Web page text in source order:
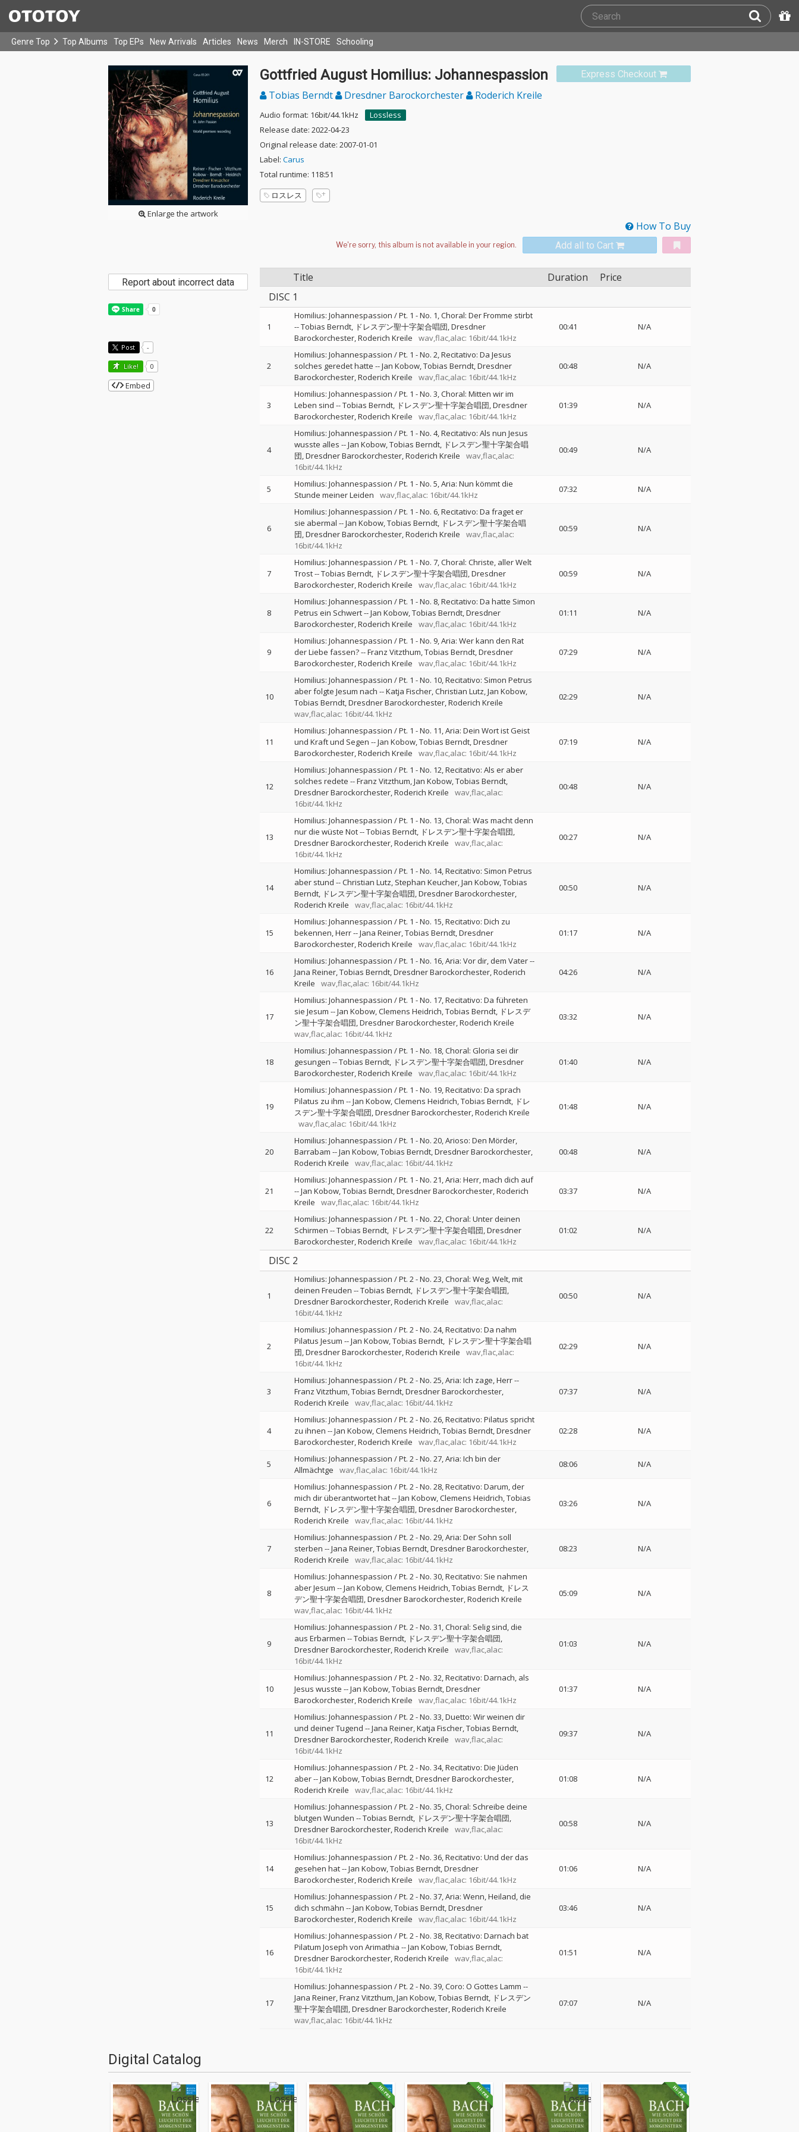
Genre Top Top Albums Top EPs New Arrivals Articles News Merch IN-STORE Schooling
Enlarge the artwork
Express Checkout
Gottfried August Homilius: Johannespassion
Tobias Berndt Dresdner Barockorchester Roderich Kreile
Audio format: 16bit/44.1kHz
Lossless
Release date: 2022-04-23
Original release date: 2007-01-01
Label: Carus
Total runtime: 118:51
ロスレス
How To Buy
Add all to Cart
Title Duration
Price
DISC 1
1
Homilius: Johannespassion / Pt. 1 - No. 1, Choral: Der Fromme stirbt
--Tobias Berndt ドレスデン聖十字架合唱団 Dresdner
Barockorchester Roderich Kreile wav,flac,alac: 16bit/44.1kHz
00:41 N/A
2
Homilius: Johannespassion / Pt. 1 - No. 2, Recitativo: Da Jesus
solches geredet hatte --Jan Kobow Tobias Berndt Dresdner
Barockorchester Roderich Kreile wav,flac,alac: 16bit/44.1kHz
00:48 N/A
3
Homilius: Johannespassion / Pt. 1 - No. 3, Choral: Mitten wir im
Leben sind --Tobias Berndt ドレスデン聖十字架合唱団 Dresdner
Barockorchester Roderich Kreile wav,flac,alac: 16bit/44.1kHz
01:39 N/A
4
Homilius: Johannespassion / Pt. 1 - No. 4, Recitativo: Als nun Jesus
wusste alles --Jan Kobow Tobias Berndt ドレスデン聖十字架合唱
団 Dresdner Barockorchester Roderich Kreile
wav,flac,alac:
16bit/44.1kHz
00:49 N/A
5
Homilius: Johannespassion / Pt. 1 - No. 5, Aria: Nun kömmt die
Stunde meiner Leiden
wav,flac,alac: 16bit/44.1kHz
07:32 N/A
6
Homilius: Johannespassion / Pt. 1 - No. 6, Recitativo: Da fraget er
sie abermal --Jan Kobow Tobias Berndt ドレスデン聖十字架合唱
団 Dresdner Barockorchester Roderich Kreile
wav,flac,alac:
16bit/44.1kHz
00:59 N/A
7
Homilius: Johannespassion / Pt. 1 - No. 7, Choral: Christe, aller Welt
Trost--Tobias Berndt ドレスデン聖十字架合唱団 Dresdner
Barockorchester Roderich Kreile wav,flac,alac: 16bit/44.1kHz
00:59 N/A
8
Homilius: Johannespassion / Pt. 1 - No. 8, Recitativo: Da hatte Simon
Petrus ein Schwert--Jan Kobow Tobias Berndt Dresdner
Barockorchester Roderich Kreile wav,flac,alac: 16bit/44.1kHz
01:11 N/A
9
Homilius: Johannespassion / Pt. 1 - No. 9, Aria: Wer kann den Rat
der Liebe fassen?--Franz Vitzthum Tobias Berndt Dresdner
Barockorchester Roderich Kreile wav,flac,alac: 16bit/44.1kHz
07:29 N/A
10
Homilius: Johannespassion / Pt. 1 - No. 10, Recitativo: Simon Petrus
aber folgte Jesum nach --Katja Fischer Christian Lutz Jan Kobow
Tobias Berndt Dresdner Barockorchester Roderich Kreile
wav,flac,alac: 16bit/44.1kHz
02:29 N/A
11
Homilius: Johannespassion / Pt. 1 - No. 11, Aria: Dein Wort ist Geist
und Kraft und Segen --Jan Kobow Tobias Berndt Dresdner
Barockorchester Roderich Kreile wav,flac,alac: 16bit/44.1kHz
07:19 N/A
12
Homilius: Johannespassion / Pt. 1 - No. 12, Recitativo: Als er aber
solches redete --Franz Vitzthum Jan Kobow Tobias Berndt
Dresdner Barockorchester Roderich Kreile
wav,flac,alac:
16bit/44.1kHz
00:48 N/A
13
Homilius: Johannespassion / Pt. 1 - No. 13, Choral: Was macht denn
nur die wüste Not--Tobias Berndt ドレスデン聖十字架合唱団
Dresdner Barockorchester Roderich Kreile
wav,flac,alac:
16bit/44.1kHz
00:27 N/A
14
Homilius: Johannespassion / Pt. 1 - No. 14, Recitativo: Simon Petrus
aber stund --Christian Lutz Stephan Keucher Jan Kobow Tobias
Berndt ドレスデン聖十字架合唱団 Dresdner Barockorchester
Roderich Kreile
wav,flac,alac: 16bit/44.1kHz
00:50 N/A
15
Homilius: Johannespassion / Pt. 1 - No. 15, Recitativo: Dich zu
bekennen, Herr--Jana Reiner Tobias Berndt Dresdner
Barockorchester Roderich Kreile wav,flac,alac: 16bit/44.1kHz
01:17 N/A
16
Homilius: Johannespassion / Pt. 1 - No. 16, Aria: Vor dir, dem Vater--
Jana Reiner Tobias Berndt Dresdner Barockorchester Roderich
Kreile
wav,flac,alac: 16bit/44.1kHz
04:26 N/A
17
Homilius: Johannespassion / Pt. 1 - No. 17, Recitativo: Da führeten
sie Jesum --Jan Kobow Clemens Heidrich Tobias Berndt ドレスデ
ン聖十字架合唱団 Dresdner Barockorchester Roderich Kreile
wav,flac,alac: 16bit/44.1kHz
03:32 N/A
18
Homilius: Johannespassion / Pt. 1 - No. 18, Choral: Gloria sei dir
gesungen --Tobias Berndt ドレスデン聖十字架合唱団 Dresdner
Barockorchester Roderich Kreile wav,flac,alac: 16bit/44.1kHz
01:40 N/A
19
Homilius: Johannespassion / Pt. 1 - No. 19, Recitativo: Da sprach
Pilatus zu ihm --Jan Kobow Clemens Heidrich Tobias Berndt ドレ
スデン聖十字架合唱団 Dresdner Barockorchester Roderich Kreile
wav,flac,alac: 16bit/44.1kHz
01:48 N/A
20
Homilius: Johannespassion / Pt. 1 - No. 20, Arioso: Den Mörder,
Barrabam --Jan Kobow Tobias Berndt Dresdner Barockorchester
Roderich Kreile
wav,flac,alac: 16bit/44.1kHz
00:48 N/A
21
Homilius: Johannespassion / Pt. 1 - No. 21, Aria: Herr, mach dich auf
--Jan Kobow Tobias Berndt Dresdner Barockorchester Roderich
Kreile
wav,flac,alac: 16bit/44.1kHz
03:37 N/A
22
Homilius: Johannespassion / Pt. 1 - No. 22, Choral: Unter deinen
Schirmen --Tobias Berndt ドレスデン聖十字架合唱団 Dresdner
Barockorchester Roderich Kreile wav,flac,alac: 16bit/44.1kHz
01:02 N/A
DISC 2
1
Homilius: Johannespassion / Pt. 2 - No. 23, Choral: Weg, Welt, mit
deinen Freuden --Tobias Berndt ドレスデン聖十字架合唱団
Dresdner Barockorchester Roderich Kreile
wav,flac,alac:
16bit/44.1kHz
00:50 N/A
2
Homilius: Johannespassion / Pt. 2 - No. 24, Recitativo: Da nahm
Pilatus Jesum --Jan Kobow Tobias Berndt ドレスデン聖十字架合唱
団 Dresdner Barockorchester Roderich Kreile
wav,flac,alac:
16bit/44.1kHz
02:29 N/A
3
Homilius: Johannespassion / Pt. 2 - No. 25, Aria: Ich zage, Herr--
Franz Vitzthum Tobias Berndt Dresdner Barockorchester
Roderich Kreile
wav,flac,alac: 16bit/44.1kHz
07:37 N/A
4
Homilius: Johannespassion / Pt. 2 - No. 26, Recitativo: Pilatus spricht
zu ihnen --Jan Kobow Clemens Heidrich Tobias Berndt Dresdner
Barockorchester Roderich Kreile wav,flac,alac: 16bit/44.1kHz
02:28 N/A
5
Homilius: Johannespassion / Pt. 2 - No. 27, Aria: Ich bin der
Allmächtge
wav,flac,alac: 16bit/44.1kHz
08:06 N/A
6
Homilius: Johannespassion / Pt. 2 - No. 28, Recitativo: Darum, der
mich dir überantwortet hat--Jan Kobow Clemens Heidrich Tobias
Berndt ドレスデン聖十字架合唱団 Dresdner Barockorchester
Roderich Kreile
wav,flac,alac: 16bit/44.1kHz
03:26 N/A
7
Homilius: Johannespassion / Pt. 2 - No. 29, Aria: Der Sohn soll
sterben --Jana Reiner Tobias Berndt Dresdner Barockorchester
Roderich Kreile
wav,flac,alac: 16bit/44.1kHz
08:23 N/A
8
Homilius: Johannespassion / Pt. 2 - No. 30, Recitativo: Sie nahmen
aber Jesum --Jan Kobow Clemens Heidrich Tobias Berndt ドレス
デン聖十字架合唱団 Dresdner Barockorchester Roderich Kreile
wav,flac,alac: 16bit/44.1kHz
05:09 N/A
9
Homilius: Johannespassion / Pt. 2 - No. 31, Choral: Selig sind, die
aus Erbarmen --Tobias Berndt ドレスデン聖十字架合唱団
Dresdner Barockorchester Roderich Kreile
wav,flac,alac:
16bit/44.1kHz
01:03 N/A
10
Homilius: Johannespassion / Pt. 2 - No. 32, Recitativo: Darnach, als
Jesus wusste --Jan Kobow Tobias Berndt Dresdner
Barockorchester Roderich Kreile wav,flac,alac: 16bit/44.1kHz
01:37 N/A
11
Homilius: Johannespassion / Pt. 2 - No. 33, Duetto: Wir weinen dir
und deiner Tugend --Jana Reiner Katja Fischer Tobias Berndt
Dresdner Barockorchester Roderich Kreile
wav,flac,alac:
16bit/44.1kHz
09:37 N/A
12
Homilius: Johannespassion / Pt. 2 - No. 34, Recitativo: Die Jüden
aber--Jan Kobow Tobias Berndt Dresdner Barockorchester
Roderich Kreile
wav,flac,alac: 16bit/44.1kHz
01:08 N/A
13
Homilius: Johannespassion / Pt. 2 - No. 35, Choral: Schreibe deine
blutgen Wunden --Tobias Berndt ドレスデン聖十字架合唱団
Dresdner Barockorchester Roderich Kreile
wav,flac,alac:
16bit/44.1kHz
00:58 N/A
14
Homilius: Johannespassion / Pt. 2 - No. 36, Recitativo: Und der das
gesehen hat--Jan Kobow Tobias Berndt Dresdner
Barockorchester Roderich Kreile wav,flac,alac: 16bit/44.1kHz
01:06 N/A
15
Homilius: Johannespassion / Pt. 2 - No. 37, Aria: Wenn, Heiland, die
dich schmähn --Jan Kobow Tobias Berndt Dresdner
Barockorchester Roderich Kreile wav,flac,alac: 16bit/44.1kHz
03:46 N/A
16
Homilius: Johannespassion / Pt. 2 - No. 38, Recitativo: Darnach bat
Pilatum Joseph von Arimathia --Jan Kobow Tobias Berndt
Dresdner Barockorchester Roderich Kreile
wav,flac,alac:
16bit/44.1kHz
01:51 N/A
17
Homilius: Johannespassion / Pt. 2 - No. 39, Coro: O Gottes Lamm --
Jana Reiner Franz Vitzthum Jan Kobow Tobias Berndt ドレスデン
聖十字架合唱団 Dresdner Barockorchester Roderich Kreile
wav,flac,alac: 16bit/44.1kHz
07:07 N/A
Report about incorrect data
Post -
Like! 0
Embed
Digital Catalog